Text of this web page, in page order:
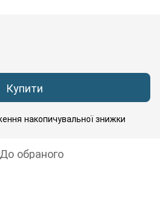
Купити
накопичувальної знижки
До обраного